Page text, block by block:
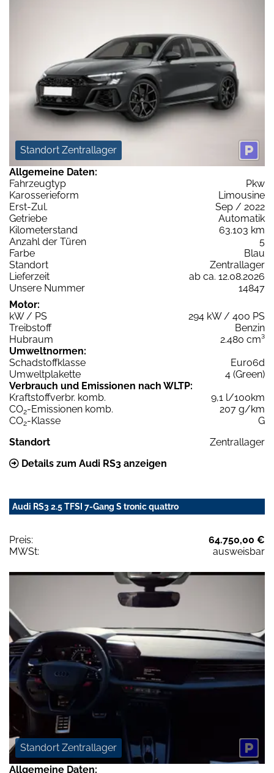
Standort Zentrallager
Allgemeine Daten:
Fahrzeugtyp
Pkw
Karosserieform
Limousine
Erst-Zul.
Sep / 2022
Getriebe
Automatik
Kilometerstand
63.103 km
Anzahl der Türen
5
Farbe
Blau
Standort
Zentrallager
Lieferzeit
ab ca. 12.08.2026
Unsere Nummer
14847
Motor:
kW / PS
294 kW / 400 PS
Treibstoff
Benzin
Hubraum
2.480 cm³
Umweltnormen:
Schadstoffklasse
Euro6d
Umweltplakette
4 (Green)
Verbrauch und Emissionen nach WLTP:
Kraftstoffverbr. komb.
9,1 l/100km
CO2-Emissionen komb.
207 g/km
CO2-Klasse
G
Standort
Zentrallager
Details zum Audi RS3 anzeigen
Audi RS3 2.5 TFSI 7-Gang S tronic quattro
Preis:
64.750,00 €
MWSt:
ausweisbar
Standort Zentrallager
Allgemeine Daten: